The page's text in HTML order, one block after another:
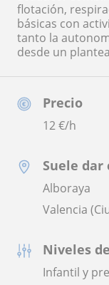
Precio
12€/h
Suele dar
Alboraya
Valencia
Niveles
Infantil y
flotación,
básicas con
tanto la
desde un